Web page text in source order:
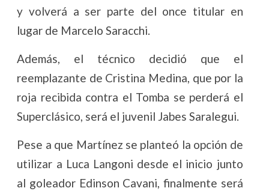
y volverá a ser parte del once titular en
lugar de Marcelo Saracchi.
Además, el técnico decidió que el
reemplazante de Cristina Medina, que por la
roja recibida contra el Tomba se perderá el
Superclásico, será el juvenil Jabes Saralegui.
Pese a que Martínez se planteó la opción de
utilizar a Luca Langoni desde el inicio junto
al goleador Edinson Cavani, finalmente será